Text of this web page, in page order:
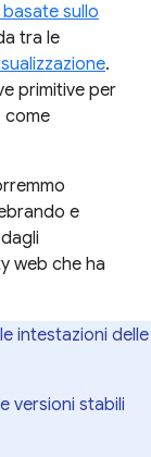
sullo
tra le
.
primitive per
come
e
web che ha
intestazioni delle
versioni stabili